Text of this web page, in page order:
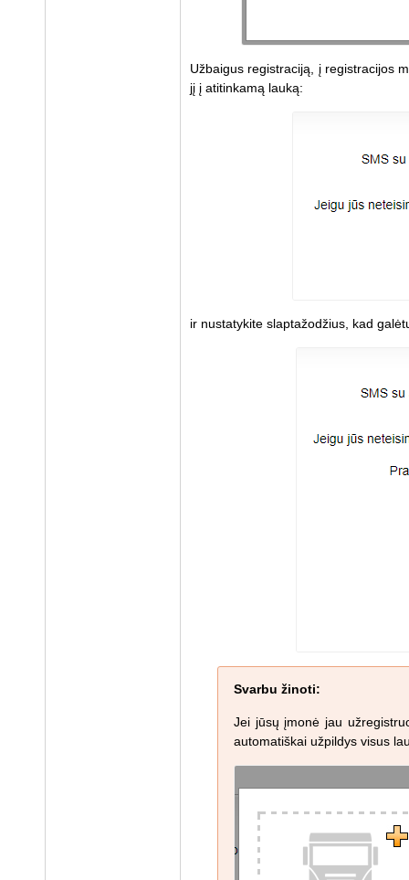
Užbaigus registraciją, į registracijos
jį į atitinkamą lauką:
ir nustatykite slaptažodžius, kad
Svarbu žinoti:
Jei jūsų įmonė jau
automatiškai užpildys visus